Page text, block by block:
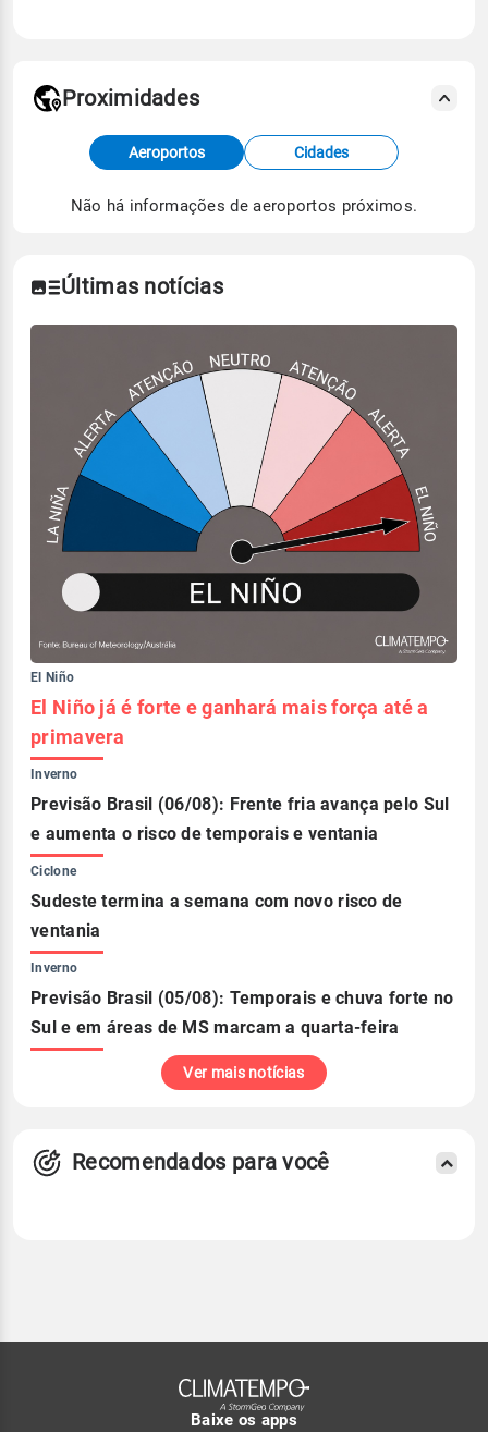
Fonte: dados combinados de estações
meteorológicas e satélite do Centro de Previsão
de Tempo e Estudos Climáticos (CPTEC).
Proximidades
Aeroportos Cidades
Não há informações de aeroportos próximos.
Últimas notícias
El Niño
El Niño já é forte e ganhará mais força até a
primavera
Inverno
Previsão Brasil (06/08): Frente fria avança pelo Sul
e aumenta o risco de temporais e ventania
Ciclone
Sudeste termina a semana com novo risco de
ventania
Inverno
Previsão Brasil (05/08): Temporais e chuva forte no
Sul e em áreas de MS marcam a quarta-feira
Ver mais notícias
Recomendados para você
Baixe os apps